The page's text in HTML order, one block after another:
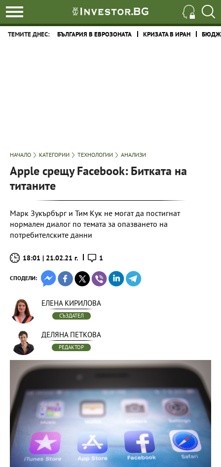
ТЕМИТЕ ДНЕС: БЪЛГАРИЯ В ЕВРОЗОНАТА КРИЗАТА В ИРАН
НАЧАЛО КАТЕГОРИИ ТЕХНОЛОГИИ АНАЛИЗИ
Apple срещу Facebook: Битката на
титаните
Марк Зукърбърг и Тим Кук не могат да постигнат
нормален диалог по темата за опазването на
потребителските данни
18:01 | 21.02.21 г. 1
СПОДЕЛИ:
ЕЛЕНА КИРИЛОВА
СЪЗДАТЕЛ
ДЕЛЯНА ПЕТКОВА
РЕДАКТОР